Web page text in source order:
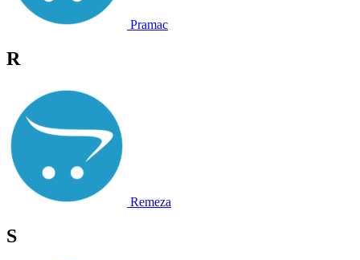
Pramac
R
Remeza
S